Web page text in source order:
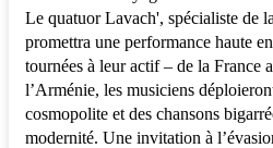
Le quatuor Lavach', spécialiste de
promettra une performance haute
tournées à leur actif – de la France
l’Arménie, les musiciens
cosmopolite et des chansons
modernité. Une invitation à